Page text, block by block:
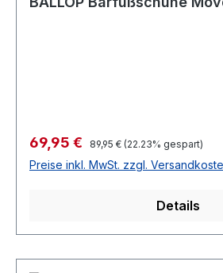
Verkaufspreis:
69,95 € Regulärer Preis:
89,95 € (22.23% gespart)
Preise inkl. MwSt. zzgl.
Details